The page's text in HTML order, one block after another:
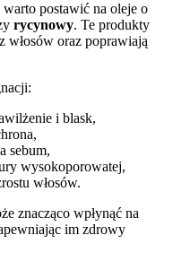
postawić na oleje o
rycynowy. Te produkty
włosów oraz poprawiają
i blask,
sebum,
wysokoporowatej,
włosów.
znacząco wpłynąć na
im zdrowy